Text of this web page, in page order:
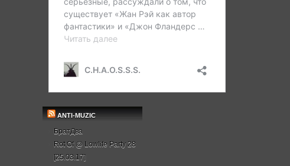
ANTI-MUZIC
БратДва
Rot Of @ Lowlife Party 28
[25.03.17]